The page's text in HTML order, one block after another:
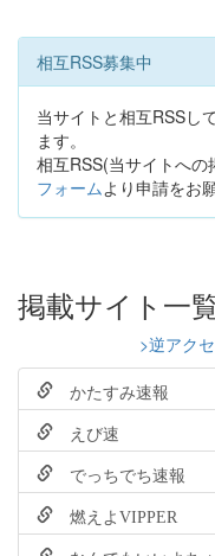
相互RSS募集中
当サイトと相互RSSし
ます。
相互RSS(当サイトへ
フォームより申請をお
掲載サイト一
>逆アク
かたすみ速報
えび速
でっちでち速報
燃えよVIPPER